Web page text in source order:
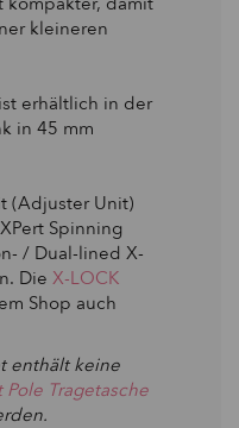
kleineren
erhältlich in der
in 45 mm
(Adjuster Unit)
Spinning
/ Dual-lined X-
Die X-LOCK
Shop auch
enthält keine
Pole Tragetasche